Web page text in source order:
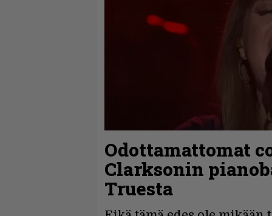
Odottamattomat
Clarksonin
Truesta